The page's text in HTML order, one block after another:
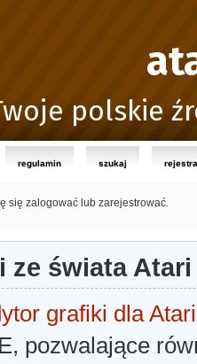
polskie
regulamin szukaj
się zalogować lub zarejestrować.
ze świata Atari
grafiki dla Atari
pozwalające